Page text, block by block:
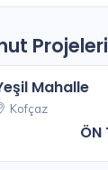
Projeleri
Mahalle
Kofçaz
ÖN